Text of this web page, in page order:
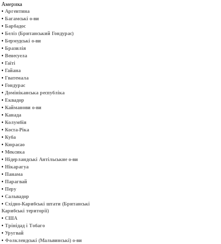
Америка
• Аргентина
• Багамські о-ви
• Барбадос
• Беліз (Британський Гондурас)
• Бермудські о-ви
• Бразилія
• Венесуела
• Гаїті
• Гайана
• Гватемала
• Гондурас
• Домініканська республіка
• Еквадор
• Кайманови о-ви
• Канада
• Колумбія
• Коста-Ріка
• Куба
• Кюрасао
• Мексика
• Нідерландські Антільськие о-ви
• Нікарагуа
• Панама
• Парагвай
• Перу
• Сальвадор
• Східно-Карибські штати (Британські
Карибські території)
• США
• Трінідад і Тобаго
• Уругвай
• Фолклендські (Мальвинські) о-ви